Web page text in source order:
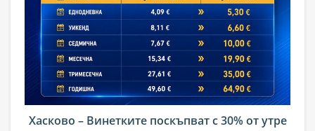
Хасково – Винетките поскъпват с 30% от утре